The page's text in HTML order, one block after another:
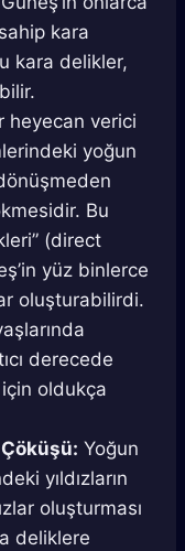
kara
kara delikler,
heyecan verici
yoğun
Bu
(direct
yüz binlerce
oluşturabilirdi.
derecede
için oldukça
Yoğun
yıldızların
oluşturması
deliklere